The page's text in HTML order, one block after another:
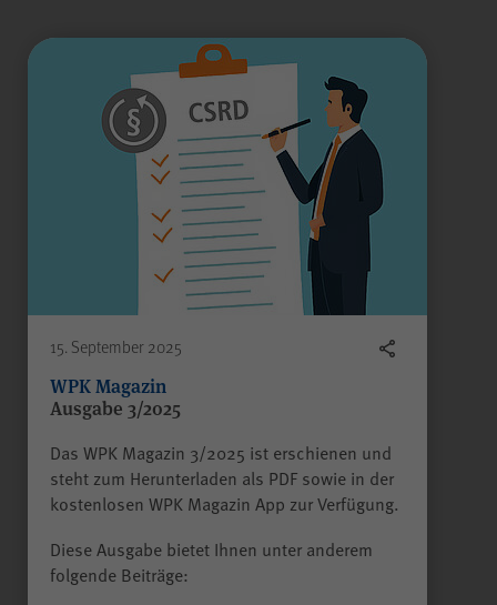
15. September 2025
WPK Magazin
Ausgabe 3/2025
Das WPK Magazin 3/2025 ist erschienen und
steht zum Herunterladen als PDF sowie in der
kostenlosen WPK Magazin App zur Verfügung.
Diese Ausgabe bietet Ihnen unter anderem
folgende Beiträge:
WPK
60 Sekunden
Gilt nur für den
passwortgeschützten
Mitgliederbereich „Meine
WPK“:
Speichern und Wiederherstellen
einer genauen Scroll-Position
auf bestimmten Seiten innerhalb